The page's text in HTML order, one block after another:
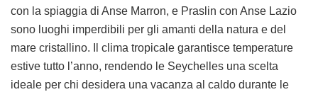
con la spiaggia di Anse Marron, e Praslin con Anse Lazio
sono luoghi imperdibili per gli amanti della natura e del
mare cristallino. Il clima tropicale garantisce temperature
estive tutto l’anno, rendendo le Seychelles una scelta
ideale per chi desidera una vacanza al caldo durante le